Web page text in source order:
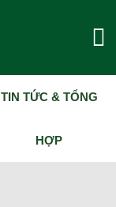
TIN TỨC & TỔNG
HỢP